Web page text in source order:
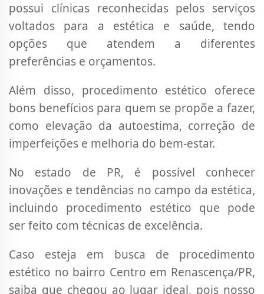
possui clínicas reconhecidas pelos serviços
voltados para a estética e saúde, tendo
opções que atendem a diferentes
preferências e orçamentos.
Além disso, procedimento estético oferece
bons benefícios para quem se propõe a fazer,
como elevação da autoestima, correção de
imperfeições e melhoria do bem-estar.
No estado de PR, é possível conhecer
inovações e tendências no campo da estética,
incluindo procedimento estético que pode
ser feito com técnicas de excelência.
Caso esteja em busca de procedimento
estético no bairro Centro em Renascença/PR,
saiba que chegou ao lugar ideal, pois nosso